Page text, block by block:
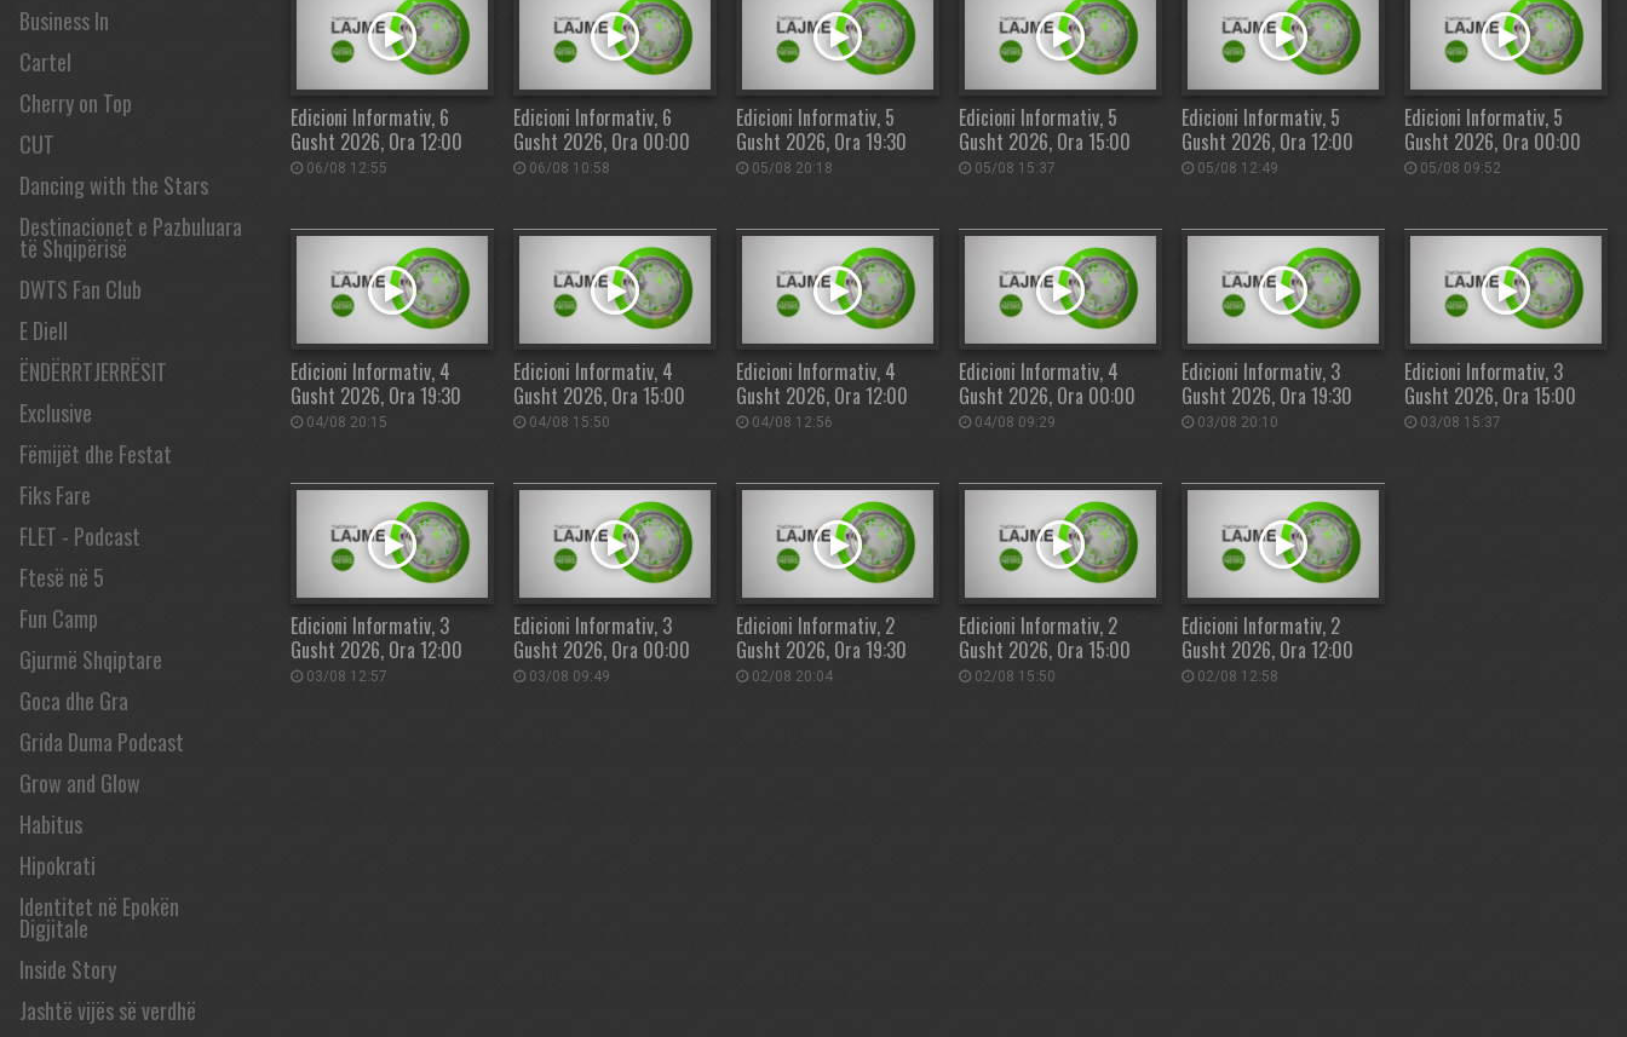
Business In
Cartel
Cherry on Top
CUT
Dancing with the Stars
Destinacionet e Pazbuluara
të Shqipërisë
DWTS Fan Club
E Diell
ËNDËRRTJERRËSIT
Exclusive
Fëmijët dhe Festat
Fiks Fare
FLET - Podcast
Ftesë në 5
Fun Camp
Gjurmë Shqiptare
Goca dhe Gra
Grida Duma Podcast
Grow and Glow
Habitus
Hipokrati
Identitet në Epokën
Digjitale
Inside Story
Jashtë vijës së verdhë
Edicioni Informativ, 6
Gusht 2026, Ora 12:00
06/08 12:55
Edicioni Informativ, 6
Gusht 2026, Ora 00:00
06/08 10:58
Edicioni Informativ, 5
Gusht 2026, Ora 19:30
05/08 20:18
Edicioni Informativ, 5
Gusht 2026, Ora 15:00
05/08 15:37
Edicioni Informativ, 5
Gusht 2026, Ora 12:00
05/08 12:49
Edicioni Informativ, 5
Gusht 2026, Ora 00:00
05/08 09:52
Edicioni Informativ, 4
Gusht 2026, Ora 19:30
04/08 20:15
Edicioni Informativ, 4
Gusht 2026, Ora 15:00
04/08 15:50
Edicioni Informativ, 4
Gusht 2026, Ora 12:00
04/08 12:56
Edicioni Informativ, 4
Gusht 2026, Ora 00:00
04/08 09:29
Edicioni Informativ, 3
Gusht 2026, Ora 19:30
03/08 20:10
Edicioni Informativ, 3
Gusht 2026, Ora 15:00
03/08 15:37
Edicioni Informativ, 3
Gusht 2026, Ora 12:00
03/08 12:57
Edicioni Informativ, 3
Gusht 2026, Ora 00:00
03/08 09:49
Edicioni Informativ, 2
Gusht 2026, Ora 19:30
02/08 20:04
Edicioni Informativ, 2
Gusht 2026, Ora 15:00
02/08 15:50
Edicioni Informativ, 2
Gusht 2026, Ora 12:00
02/08 12:58